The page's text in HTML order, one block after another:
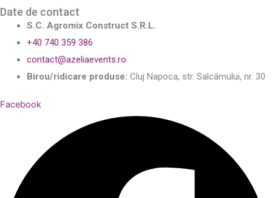
Date de contact
S.C. Agromix Construct S.R.L.
+40 740 359 386
contact@azeliaevents.ro
Birou/ridicare produse: Cluj Napoca, str. Salcâmului, nr. 30
Facebook